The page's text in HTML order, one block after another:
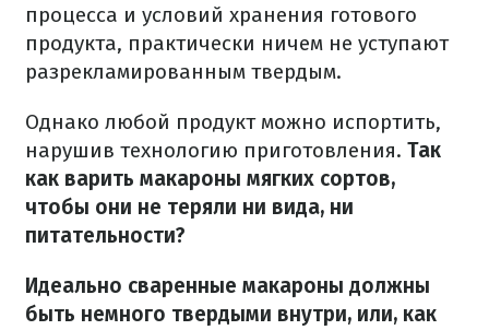
процесса и условий хранения готового
продукта, практически ничем не уступают
разрекламированным твердым.
Однако любой продукт можно испортить,
нарушив технологию приготовления. Так
как варить макароны мягких сортов,
чтобы они не теряли ни вида, ни
питательности?
Идеально сваренные макароны должны
быть немного твердыми внутри, или, как